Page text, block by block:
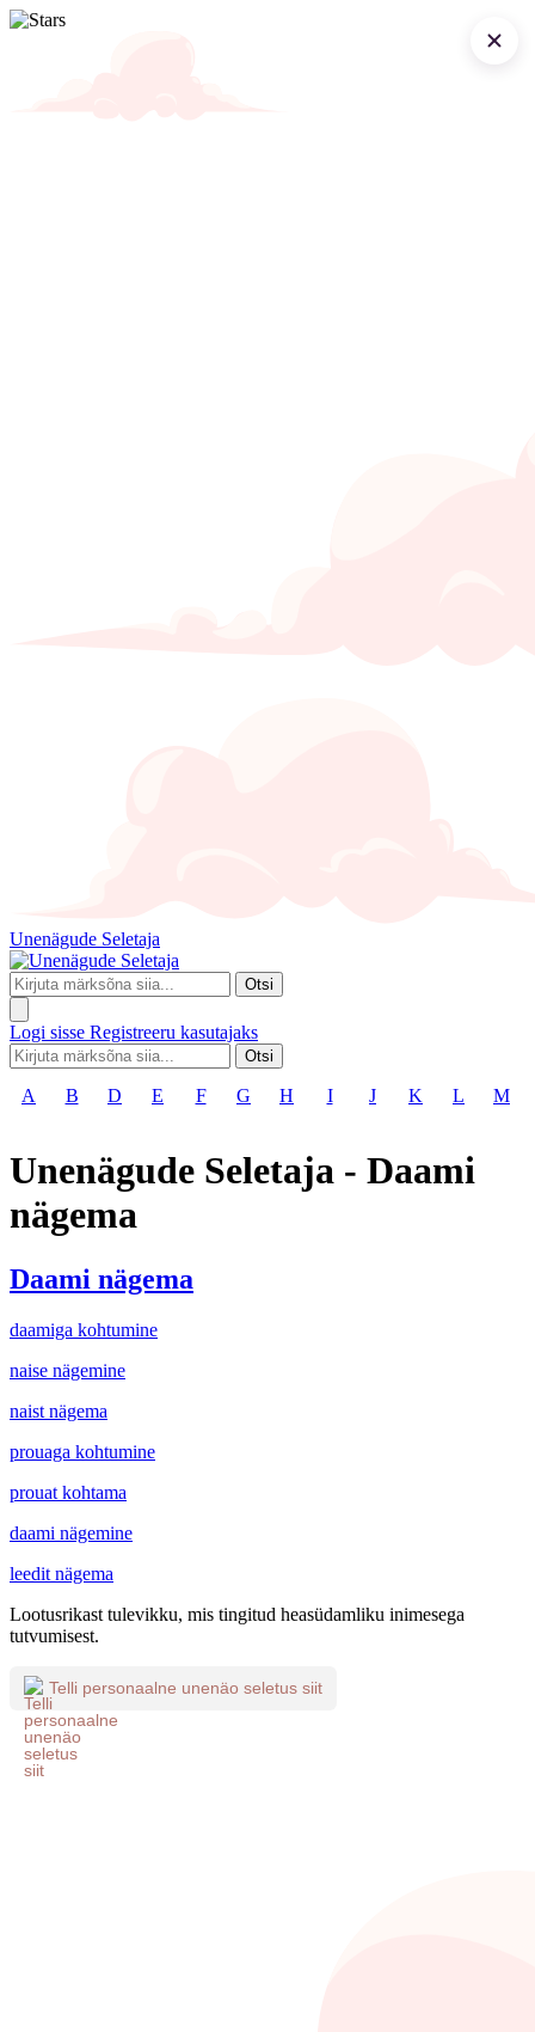
Unenägude Seletaja
Otsi
Logi sisse Registreeru kasutajaks
Otsi
A B D E F G H I J K L M
Unenägude Seletaja - Daami
nägema
Daami nägema
daamiga kohtumine
naise nägemine
naist nägema
prouaga kohtumine
prouat kohtama
daami nägemine
leedit nägema
Lootusrikast tulevikku, mis tingitud heasüdamliku inimesega
tutvumisest.
Telli personaalne unenäo seletus siit